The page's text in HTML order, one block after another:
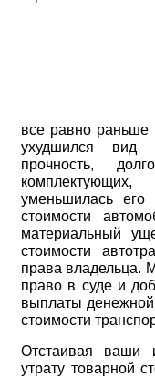
все равно раньше
ухудшился вид
прочность,
уменьшилась его
стоимости
материальный
стоимости
права владельца.
право в суде и
выплаты денежной
стоимости
Отстаивая ваши
утрату товарной